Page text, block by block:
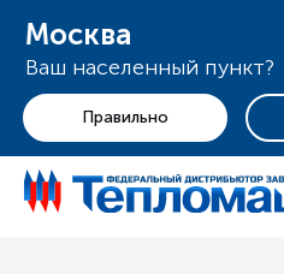
Москва
Ваш населенный пункт?